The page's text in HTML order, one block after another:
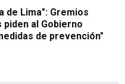
de Lima": Gremios
al Gobierno
de prevención"